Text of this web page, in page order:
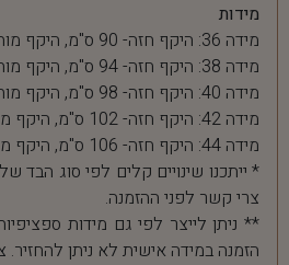
מידות
מידה 36: היקף חזה- 90 ס"מ, היקף מותן- 68 ס"מ
מידה 38: היקף חזה- 94 ס"מ, היקף מותן- 72 ס"מ
מידה 40: היקף חזה- 98 ס"מ, היקף מותן- 76 ס"מ
מידה 42: היקף חזה- 102 ס"מ, היקף מותן- 80 ס"מ
מידה 44: היקף חזה- 106 ס"מ, היקף מותן- 84 ס"מ
* ייתכנו שינויים קלים לפי סוג הבד
צרי קשר לפני ההזמנה.
** ניתן לייצר לפי גם מידות
הזמנה במידה אישית לא ניתן